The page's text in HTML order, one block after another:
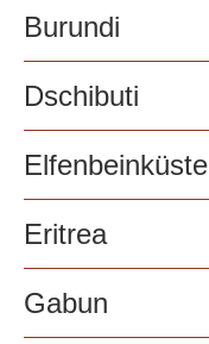
Burundi
Dschibuti
Elfenbeinküste
Eritrea
Gabun